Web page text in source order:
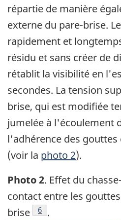
répartie de manière
externe du pare-brise.
rapidement et
résidu et sans créer de
rétablit la visibilité en
secondes. La tension
brise, qui est modifiée
jumelée à l'écoulement
l'adhérence des
(voir la photo 2).
Photo 2. Effet du
contact entre les
brise
Footnote
6 .